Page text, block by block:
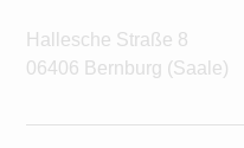
Hallesche Straße 8
06406 Bernburg (Saale)